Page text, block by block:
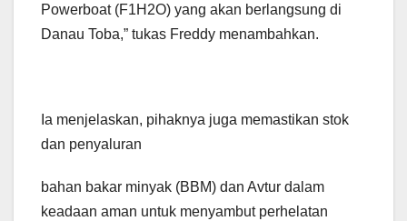
Powerboat (F1H2O) yang akan berlangsung di
Danau Toba,” tukas Freddy menambahkan.
Ia menjelaskan, pihaknya juga memastikan stok
dan penyaluran
bahan bakar minyak (BBM) dan Avtur dalam
keadaan aman untuk menyambut perhelatan